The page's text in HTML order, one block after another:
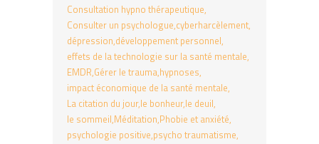
Consultation hypno thérapeutique
Consulter un psychologue cyberharcèlement
dépression développement personnel
effets de la technologie sur la santé mentale
EMDR Gérer le trauma hypnoses
impact économique de la santé mentale
La citation du jour le bonheur le deuil
le sommeil Méditation Phobie et anxiété
psychologie positive psycho traumatisme